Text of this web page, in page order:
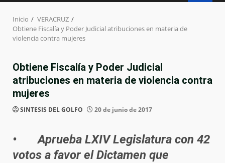
Inicio
VERACRUZ
Obtiene Fiscalía y Poder Judicial atribuciones en materia de
violencia contra mujeres
Obtiene Fiscalía y Poder Judicial
atribuciones en materia de violencia contra
mujeres
SINTESIS DEL GOLFO 20 de junio de 2017
• Aprueba LXIV Legislatura con 42
votos a favor el Dictamen que